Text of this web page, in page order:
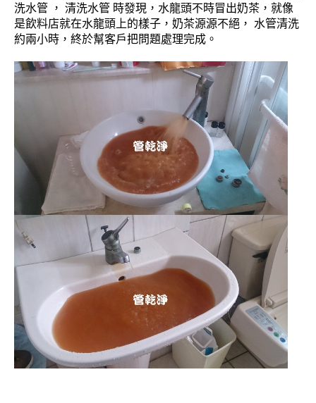
洗水管 ， 清洗水管 時發現，水龍頭不時冒出奶茶，就像
是飲料店就在水龍頭上的樣子，奶茶源源不絕， 水管清洗
約兩小時，終於幫客戶把問題處理完成。